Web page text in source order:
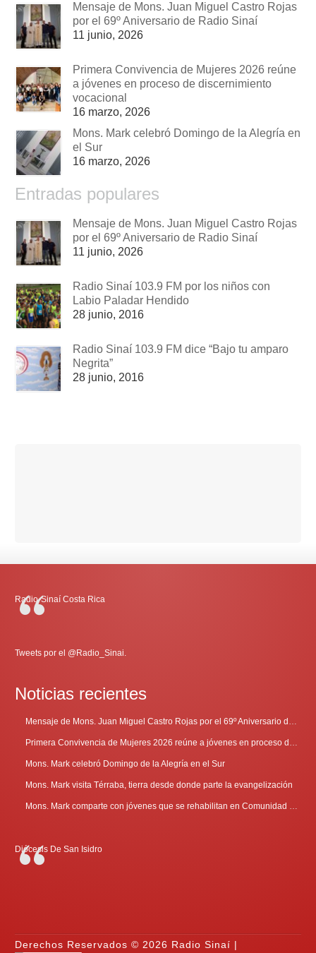
Mensaje de Mons. Juan Miguel Castro Rojas
por el 69º Aniversario de Radio Sinaí
11 junio, 2026
Primera Convivencia de Mujeres 2026 reúne
a jóvenes en proceso de discernimiento
vocacional
16 marzo, 2026
Mons. Mark celebró Domingo de la Alegría en
el Sur
16 marzo, 2026
Entradas populares
Mensaje de Mons. Juan Miguel Castro Rojas
por el 69º Aniversario de Radio Sinaí
11 junio, 2026
Radio Sinaí 103.9 FM por los niños con
Labio Paladar Hendido
28 junio, 2016
Radio Sinaí 103.9 FM dice “Bajo tu amparo
Negrita”
28 junio, 2016
Radio-Sinaí Costa Rica
Tweets por el @Radio_Sinai.
Noticias recientes
Mons. Mark celebró Domingo de la Alegría en el Sur
Mons. Mark visita Térraba, tierra desde donde parte la evangelización
Diócesis De San Isidro
Derechos Reservados © 2026 Radio Sinaí |